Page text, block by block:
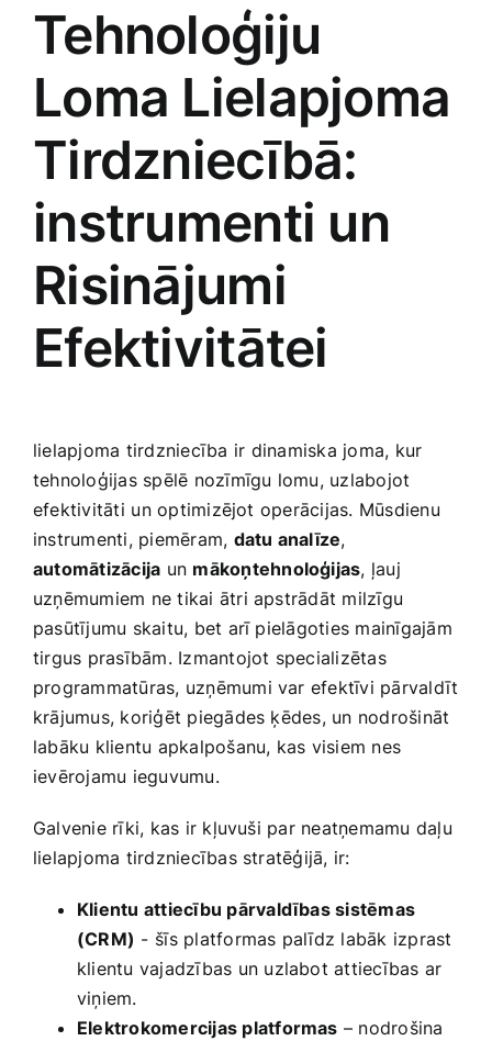
Tehnoloģiju
Loma Lielapjoma
Tirdzniecībā:
instrumenti un
Risinājumi
Efektivitātei
lielapjoma tirdzniecība ir⁢ dinamiska joma, kur
tehnoloģijas spēlē nozīmīgu lomu, uzlabojot
efektivitāti⁢ un optimizējot operācijas. Mūsdienu
instrumenti, piemēram, datu analīze,
automātizācija un mākoņtehnoloģijas, ļauj
uzņēmumiem ne tikai ātri apstrādāt milzīgu
pasūtījumu skaitu, bet arī pielāgoties ‍mainīgajām
tirgus prasībām. Izmantojot specializētas
programmatūras,‌ uzņēmumi var efektīvi pārvaldīt
‍krājumus, koriģēt piegādes ķēdes, un nodrošināt
labāku klientu apkalpošanu,‍ kas visiem nes
ievērojamu ieguvumu.
Galvenie rīki, kas ir kļuvuši par neatņemamu daļu
lielapjoma tirdzniecības stratēģijā, ir:
Klientu attiecību pārvaldības sistēmas
(CRM) -⁢ šīs platformas palīdz labāk izprast
klientu vajadzības un ‌uzlabot‍ attiecības ar
viņiem.
Elektrokomercijas platformas – nodrošina